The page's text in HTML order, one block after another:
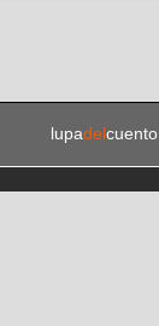
lupadel cuento